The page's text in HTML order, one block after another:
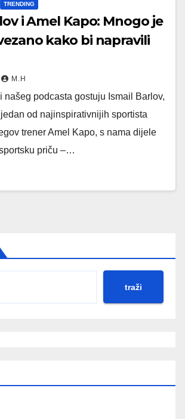
TRENDING
i Amel Kapo: Mnogo je
kako bi napravili
M.H
našeg podcasta gostuju Ismail Barlov,
od najinspirativnijih sportista
trener Amel Kapo, s nama dijele
priču –…
traži